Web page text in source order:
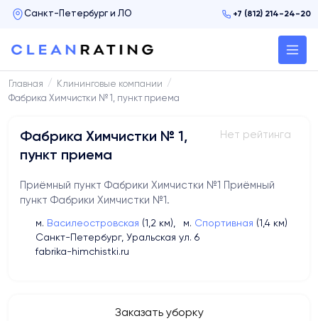
+7 (812) 214-24-20
Главная / Клининговые компании
/
Фабрика Химчистки № 1, пункт приема
Фабрика Химчистки № 1,
пункт приема
Нет рейтинга
Приёмный пункт Фабрики Химчистки №1 Приёмный
пункт Фабрики Химчистки №1.
м. Василеостровская (1,2 км), м. Спортивная (1,4 км)
Санкт-Петербург, Уральская ул. 6
fabrika-himchistki.ru
Заказать уборку